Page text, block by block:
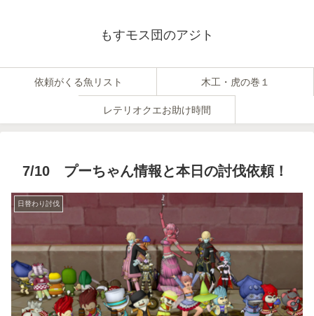
もすモス団のアジト
依頼がくる魚リスト 木工・虎の巻１
レテリオクエお助け時間
7/10 プーちゃん情報と本日の討伐依頼！
日替わり討伐